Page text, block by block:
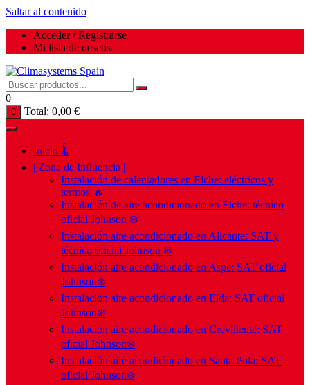
Saltar al contenido
Acceder / Registrarse
Mi lista de deseos
0
0 Total: 0,00 €
Inicio 🌡️
| Zona de Influencia |
Instalación de calentadores en Elche: eléctricos y
termos 🔥
Instalación de aire acondicionado en Elche: técnico
oficial Johnson ❄️
Instalación aire acondicionado en Alicante: SAT y
técnico oficial Johnson ❄️
Instalación aire acondicionado en Aspe: SAT oficial
Johnson❄️
Instalación aire acondicionado en Elda: SAT oficial
Johnson❄️
Instalación aire acondicionado en Crevillente: SAT
oficial Johnson❄️
Instalación aire acondicionado en Santa Pola: SAT
oficial Johnson❄️